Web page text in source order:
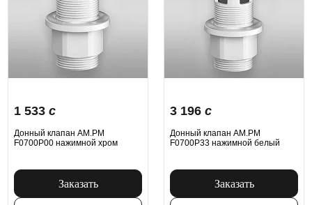
1 533 c
Донный клапан AM.PM
F0700P00 нажимной хром
Заказать
3 196 c
Донный клапан AM.PM
F0700P33 нажимной белый
Заказать